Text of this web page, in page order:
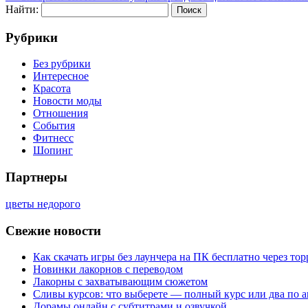
Найти:
Рубрики
Без рубрики
Интересное
Красота
Новости моды
Отношения
События
Фитнесс
Шопинг
Партнеры
цветы недорого
Свежие новости
Как скачать игры без лаунчера на ПК бесплатно через
Новинки лакорнов с переводом
Лакорны с захватывающим сюжетом
Сливы курсов: что выберете — полный курс или два по